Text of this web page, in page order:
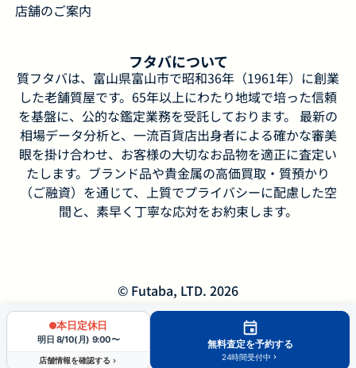
店舗のご案内
フタバについて
質フタバは、富山県富山市で昭和36年（1961年）に創業
した老舗質屋です。65年以上にわたり地域で培った信頼
を基盤に、公的な鑑定業務を受託しております。 最新の
相場データ分析と、一流百貨店出身者による確かな審美
眼を掛け合わせ、お客様の大切なお品物を適正に査定い
たします。ブランド品や貴金属の高価買取・質預かり
（ご融資）を通じて、上質でプライバシーに配慮した空
間と、素早く丁寧な応対をお約束します。
© Futaba, LTD. 2026
本日定休日
明日 8/10(月) 9:00〜
店舗情報を確認する
無料査定を予約する
24時間受付中